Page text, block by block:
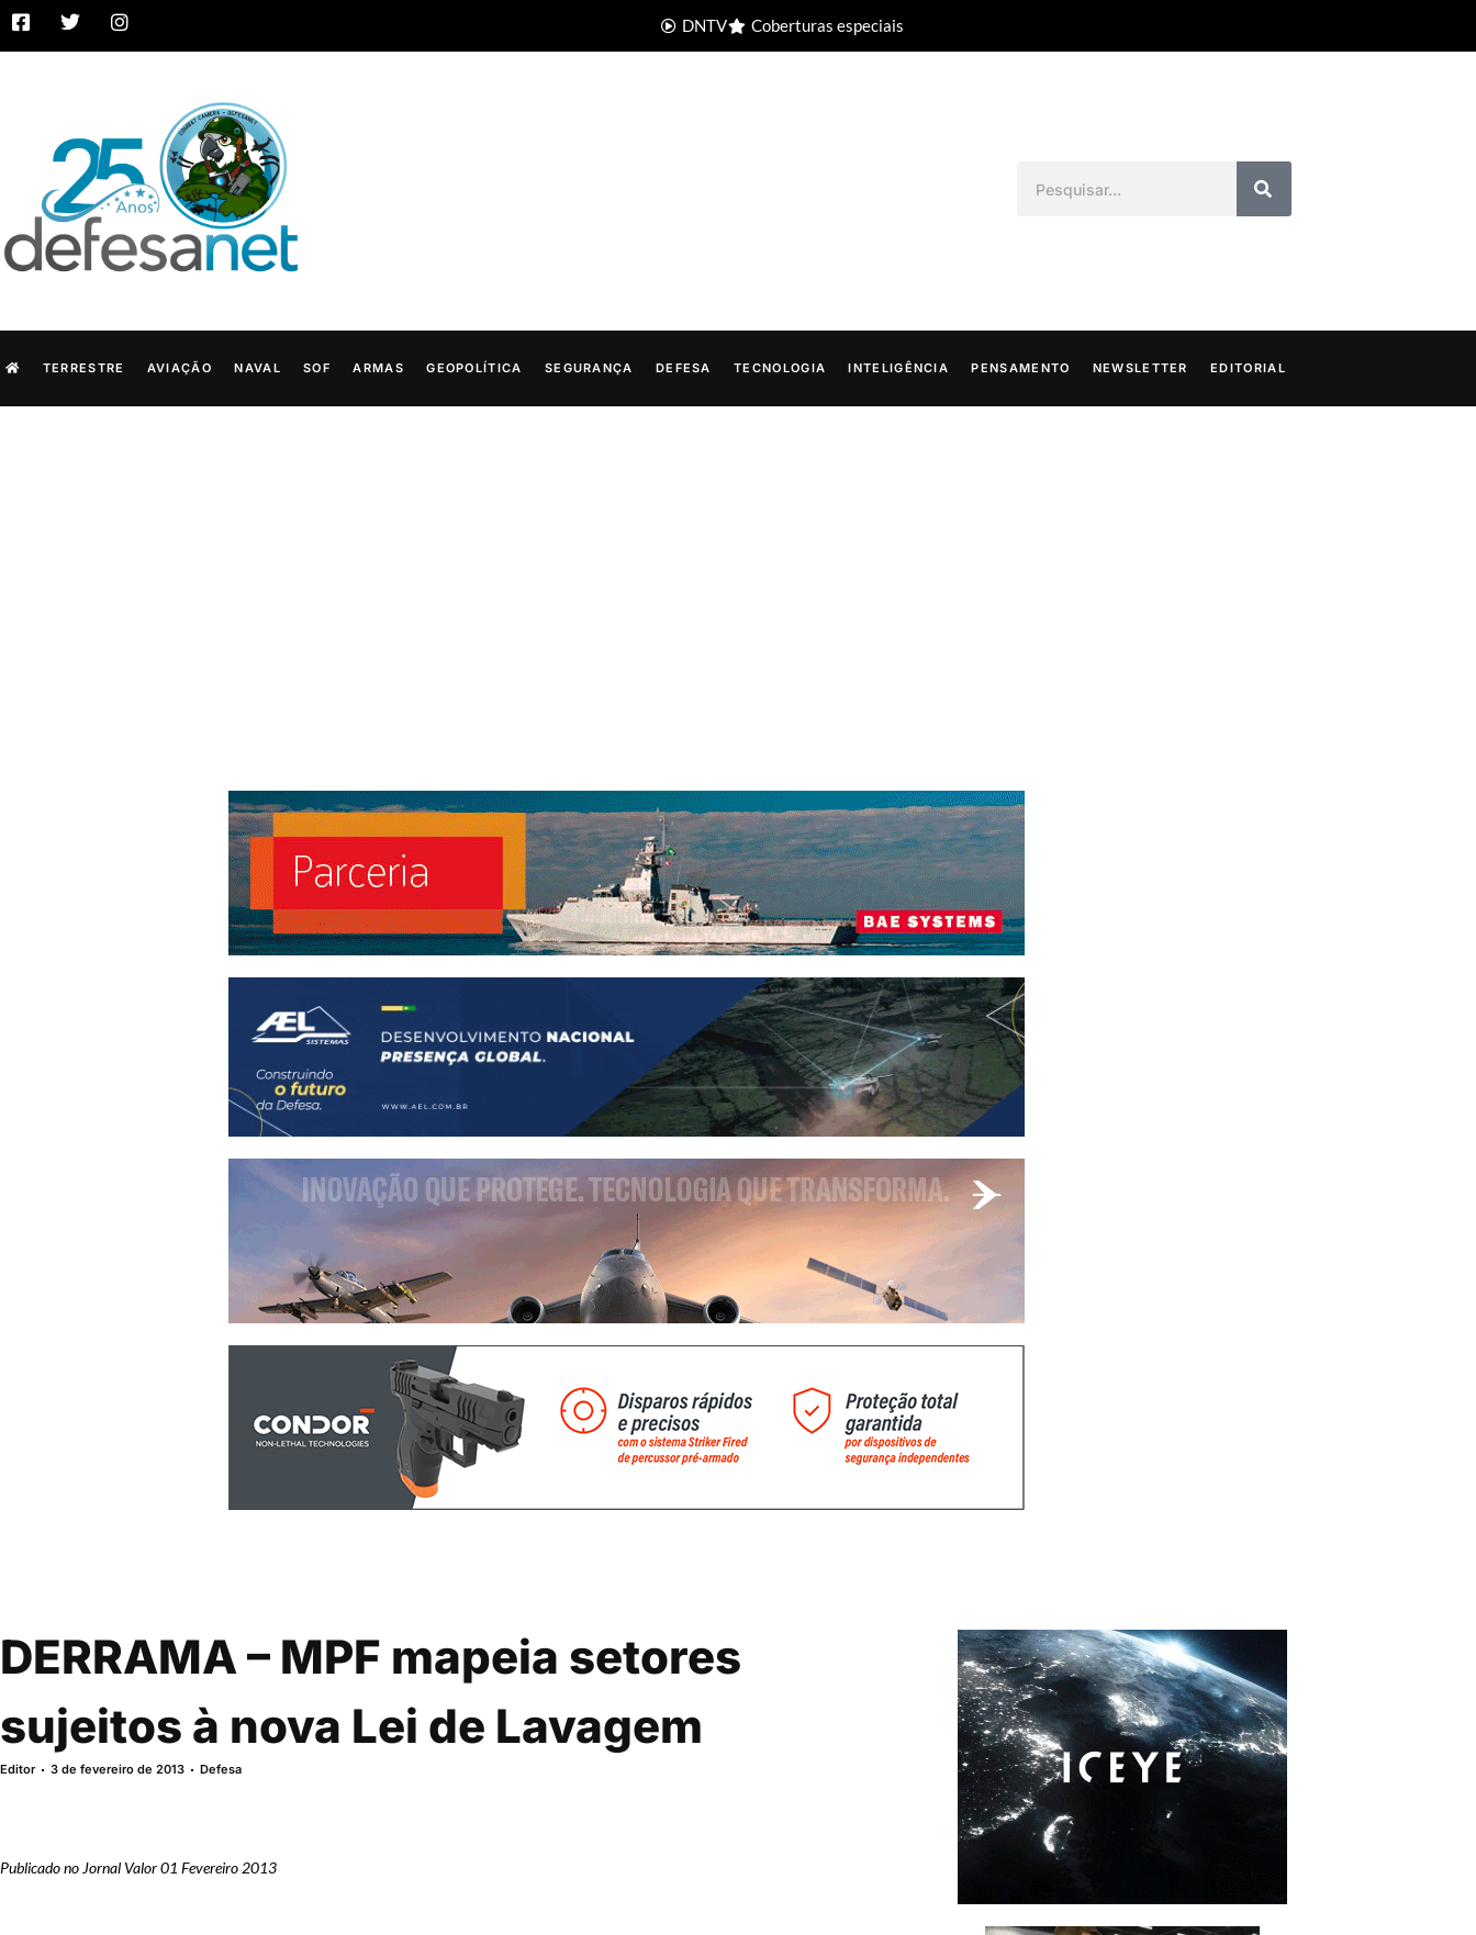
DNTV Coberturas especiais
TERRESTRE AVIAÇÃO NAVAL SOF ARMAS GEOPOLÍTICA SEGURANÇA DEFESA TECNOLOGIA INTELIGÊNCIA PENSAMENTO NEWSLETTER EDITORIAL
DERRAMA – MPF mapeia setores
sujeitos à nova Lei de Lavagem
Editor 3 de fevereiro de 2013 Defesa
Publicado no Jornal Valor 01 Fevereiro 2013